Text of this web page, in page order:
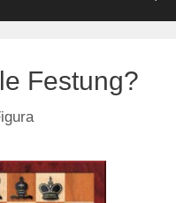
Festung?